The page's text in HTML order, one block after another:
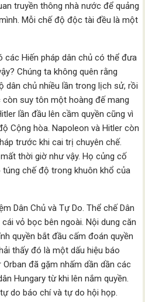
truyền thông nhà nước để quảng
Mỗi chế độ độc tài đều là một
các Hiến pháp dân chủ có thể đưa
Chúng ta không quên rằng
dân chủ nhiều lần trong lịch sử, rồi
suy tôn một hoàng đế mang
lần đầu lên cầm quyền cũng vì
Cộng hòa. Napoleon và Hitler còn
trước khi cai trị chuyên chế.
thời giờ như vậy. Họ củng cố
chế độ trong khuôn khổ của
Dân Chủ và Tự Do. Thể chế Dân
vỏ bọc bên ngoài. Nội dung căn
quyền bắt đầu cấm đoán quyền
thấy đó là một dấu hiệu báo
đã gặm nhấm dần dần các
Hungary từ khi lên nắm quyền.
do báo chí và tự do hội họp.